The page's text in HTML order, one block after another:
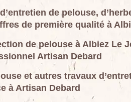
de pelouse,
de première qualité à
de pelouse à Albiez Le
Artisan Debard
et autres travaux
à Artisan Debard